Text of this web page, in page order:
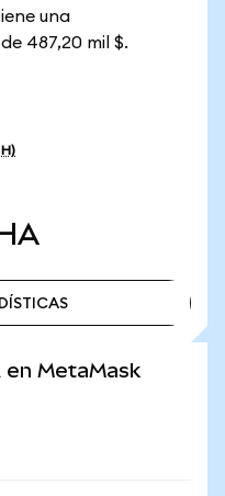
una
487,20 mil $.
en MetaMask